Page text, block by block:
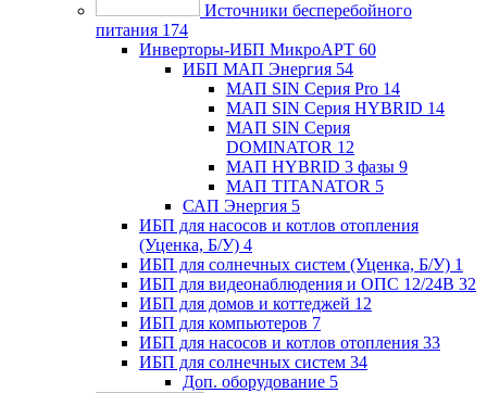
Источники бесперебойного
питания 174
Инверторы-ИБП МикроАРТ 60
ИБП МАП Энергия 54
МАП SIN Серия Pro 14
МАП SIN Серия HYBRID 14
МАП SIN Серия
DOMINATOR 12
МАП HYBRID 3 фазы 9
МАП TITANATOR 5
САП Энергия 5
ИБП для насосов и котлов отопления
(Уценка, Б/У) 4
ИБП для солнечных систем (Уценка, Б/У) 1
ИБП для видеонаблюдения и ОПС 12/24В 32
ИБП для домов и коттеджей 12
ИБП для компьютеров 7
ИБП для насосов и котлов отопления 33
ИБП для солнечных систем 34
Доп. оборудование 5